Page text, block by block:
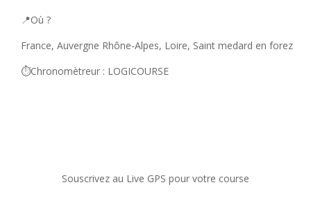
📍Où ?
France, Auvergne Rhône-Alpes, Loire, Saint medard en forez
⏱️Chronomètreur : LOGICOURSE
Souscrivez au Live GPS pour votre course